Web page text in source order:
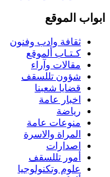
ابواب الموقع
ثقافة وادب وفنون
كـتـاب ألموقع
مقالات وآراء
شؤون تللسقف
قضايا شعبنا
اخبار عامة
رياضة
منوعات عامة
المراة والاسرة
اصدارات
أمور تللسقف
علوم وتكنولوجيا